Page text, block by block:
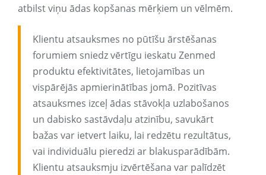
atbilst viņu ādas kopšanas mērķiem un vēlmēm.
Klientu atsauksmes no pūtīšu ārstēšanas
forumiem sniedz vērtīgu ieskatu Zenmed
produktu efektivitātes, lietojamības un
vispārējās apmierinātības jomā. Pozitīvas
atsauksmes izceļ ādas stāvokļa uzlabošanos
un dabisko sastāvdaļu atzinību, savukārt
bažas var ietvert laiku, lai redzētu rezultātus,
vai individuālu pieredzi ar blakusparādībām.
Klientu atsauksmju izvērtēšana var palīdzēt